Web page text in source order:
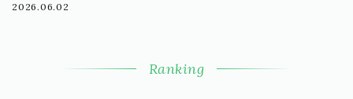
2026.06.02
Ranking